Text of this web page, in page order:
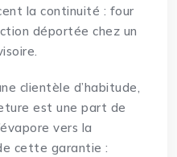
la continuité : four
déportée chez un
clientèle d’habitude,
est une part de
vers la
cette garantie :